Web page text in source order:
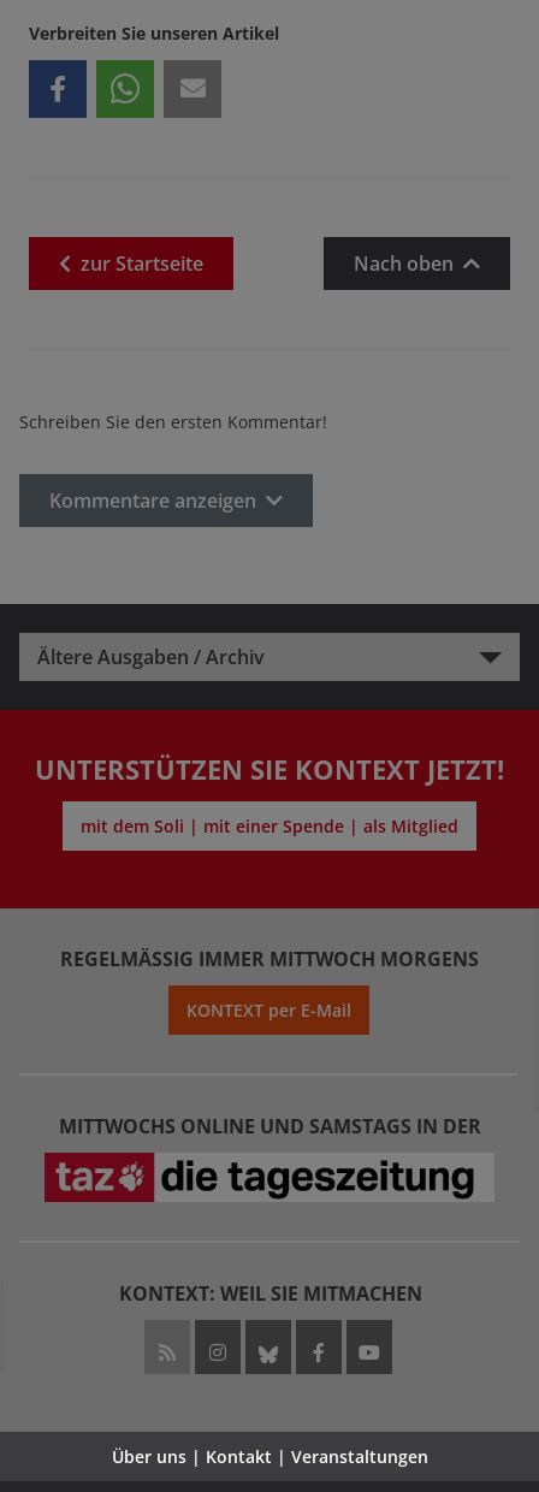
Verbreiten Sie unseren Artikel
zurStartseite Nach oben
Schreiben Sie den ersten Kommentar!
Kommentare anzeigen
Ältere Ausgaben / Archiv
UNTERSTÜTZEN SIE KONTEXT JETZT!
mit dem Soli | mit einer Spende | als Mitglied
REGELMÄSSIG IMMER MITTWOCH MORGENS
KONTEXT per E-Mail
MITTWOCHS ONLINE UND SAMSTAGS IN DER
KONTEXT: WEIL SIE MITMACHEN
Über uns | Kontakt | Veranstaltungen